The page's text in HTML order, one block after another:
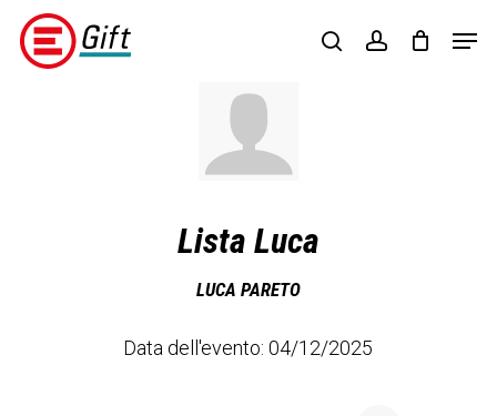
Skip
main
searchaccount
Lista Luca
LUCA PARETO
Data dell'evento: 04/12/2025